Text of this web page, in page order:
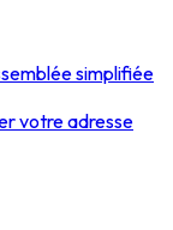
simplifiée
votre adresse